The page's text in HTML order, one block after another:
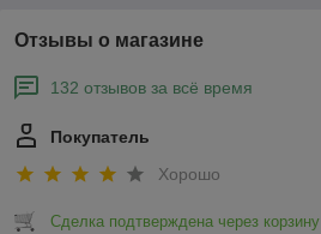
Отзывы о магазине
132 отзывов за всё время
Покупатель
Хорошо
Сделка подтверждена через корзину